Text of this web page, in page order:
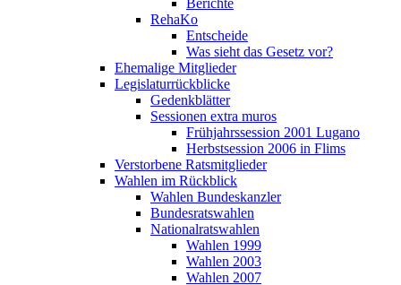
Berichte
RehaKo
Entscheide
Was sieht das Gesetz vor?
Ehemalige Mitglieder
Legislaturrückblicke
Gedenkblätter
Sessionen extra muros
Frühjahrssession 2001 Lugano
Herbstsession 2006 in Flims
Verstorbene Ratsmitglieder
Wahlen im Rückblick
Wahlen Bundeskanzler
Bundesratswahlen
Nationalratswahlen
Wahlen 1999
Wahlen 2003
Wahlen 2007